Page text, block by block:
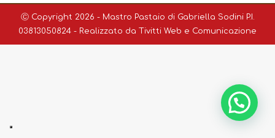
Ⓒ Copyright 2026 - Mastro Pastaio di Gabriella Sodini P.I.
03813050824 - Realizzato da Tivitti Web e Comunicazione